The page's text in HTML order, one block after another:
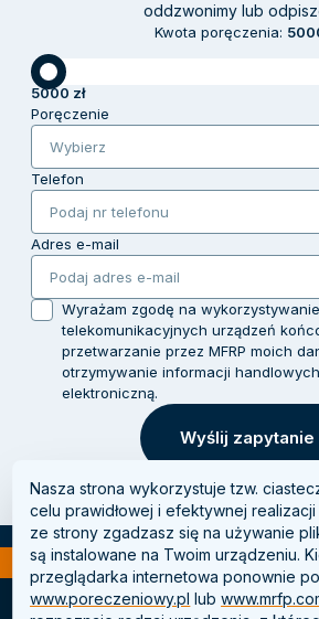
oddzwonimy lub
Kwota poręczenia:
5000 zł
Poręczenie
Wybierz
Telefon
Adres e-mail
Wyrażam zgodę na wykorzystywanie
telekomunikacyjnych urządzeń
przetwarzanie przez MFRP moich
otrzymywanie informacji
elektroniczną.
Wyślij zapytanie
Nasza strona wykorzystuje tzw.
celu prawidłowej i efektywnej realizacji
ze strony zgadzasz się na używanie
są instalowane na Twoim urządzeniu.
przeglądarka internetowa ponownie
www.poreczeniowy.pl lub